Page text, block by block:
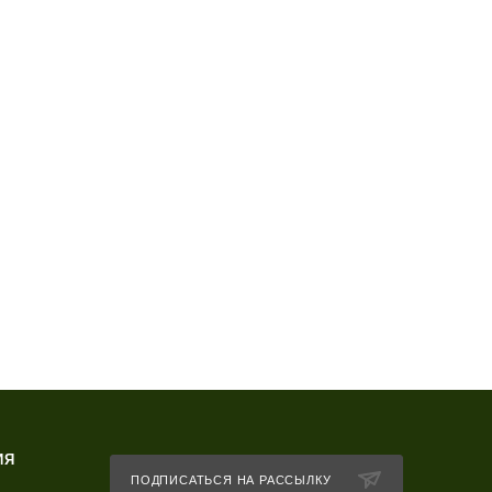
ПОДПИСАТЬСЯ НА РАССЫЛКУ